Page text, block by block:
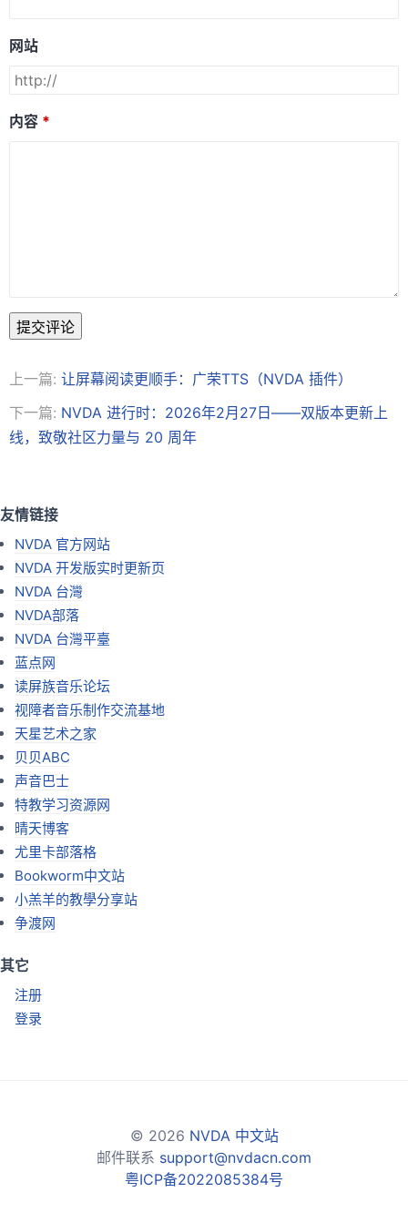
网站
内容
提交评论
上一篇: 让屏幕阅读更顺手：广荣TTS（NVDA 插件）
下一篇: NVDA 进行时：2026年2月27日——双版本更新上
线，致敬社区力量与 20 周年
友情链接
NVDA 官方网站
NVDA 开发版实时更新页
NVDA 台灣
NVDA部落
NVDA 台灣平臺
蓝点网
读屏族音乐论坛
视障者音乐制作交流基地
天星艺术之家
贝贝ABC
声音巴士
特教学习资源网
晴天博客
尤里卡部落格
Bookworm中文站
小羔羊的教學分享站
争渡网
其它
注册
登录
© 2026 NVDA 中文站
邮件联系 support@nvdacn.com
粤ICP备2022085384号